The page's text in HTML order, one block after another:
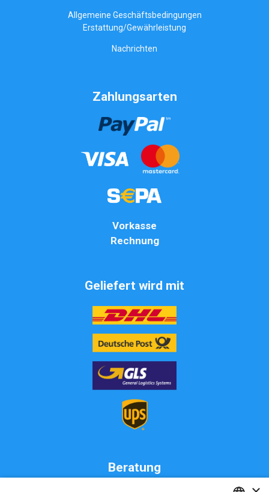
Allgemeine Geschäftsbedingungen
Erstattung/Gewährleistung
Nachrichten
Zahlungsarten
Vorkasse
Rechnung
Geliefert wird mit
Beratung